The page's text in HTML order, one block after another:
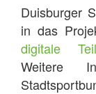
Duisburger
in das
digitale
Weitere